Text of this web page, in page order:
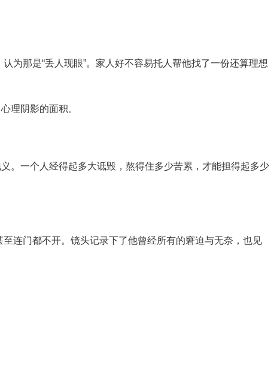
为那是“丢人现眼”。家人好不容易托人帮他找了一份还算理想
理阴影的面积。
。一个人经得起多大诋毁，熬得住多少苦累，才能担得起多少
连门都不开。镜头记录下了他曾经所有的窘迫与无奈，也见